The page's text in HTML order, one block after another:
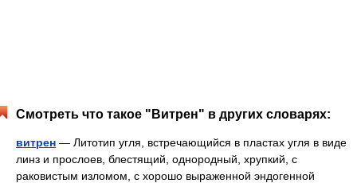
Смотреть что такое "Витрен" в других словарях:
витрен — Литотип угля, встречающийся в пластах угля в виде
линз и прослоев, блестящий, однородный, хрупкий, с
раковистым изломом, с хорошо выраженной эндогенной